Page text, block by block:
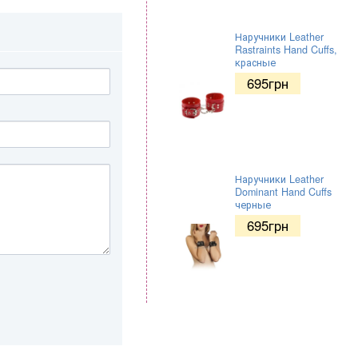
Наручники Leather
Rastraints Hand Cuffs,
красные
695грн
Наручники Leather
Dominant Hand Cuffs
черные
695грн